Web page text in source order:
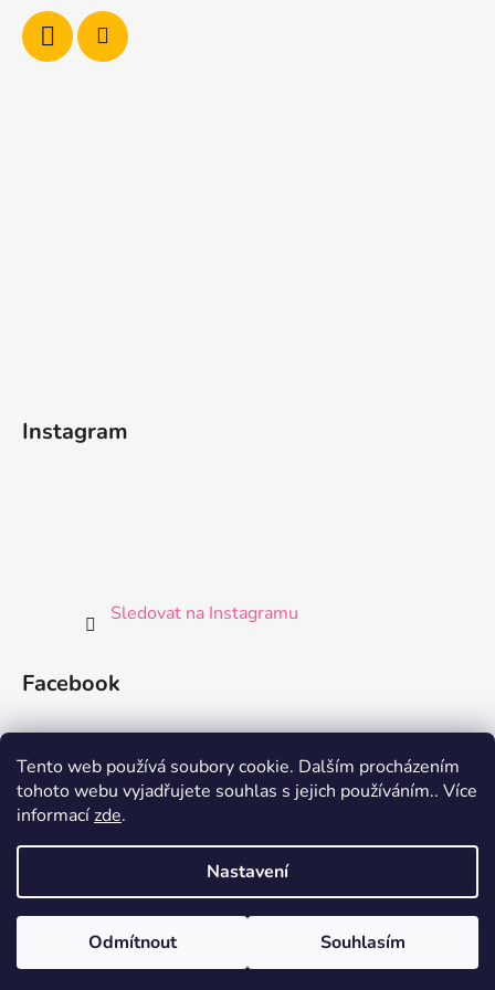
Tento web používá soubory cookie. Dalším procházením
tohoto webu vyjadřujete souhlas s jejich používáním.. Více
informacízde.
Nastavení
Odmítnout Souhlasím
Instagram
Sledovat na Instagramu
Facebook
Vytvořil Shoptet
Copyright 2026Germaine de Capuccini Shop. Všechna
práva vyhrazena.